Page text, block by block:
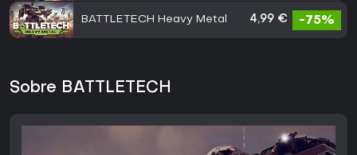
BATTLETECH Heavy Metal 4,99 € -75%
Sobre BATTLETECH